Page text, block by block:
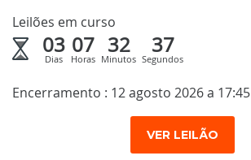
Leilões em curso
03
Dias
07
Horas
32
Minutos
36
Segundos
Encerramento : 12 agosto 2026 a 17:45
VER LEILÃO